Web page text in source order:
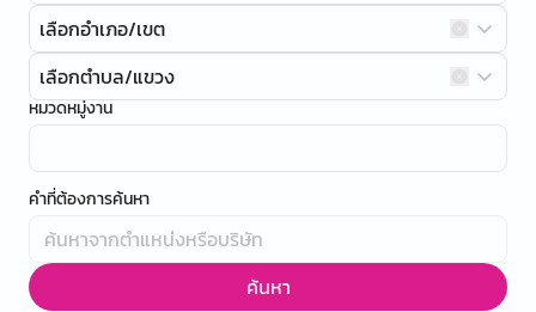
เลือกอำเภอ/เขต
เลือกตำบล/แขวง
หมวดหมู่งาน
คำที่ต้องการค้นหา
ค้นหา